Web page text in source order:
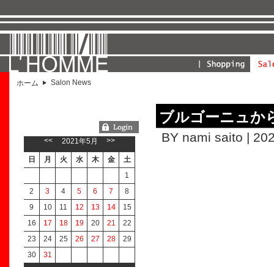
ホーム Salon News
ブルゴーニュか
BY nami saito |
<<
2021年5月 >>
日 月 火 水 木 金
土
1
2
3 4 5 6 7
8
9
10 11 12 13 14
15
16
17 18 19 20 21
22
23
24 25 26 27 28
29
30
31